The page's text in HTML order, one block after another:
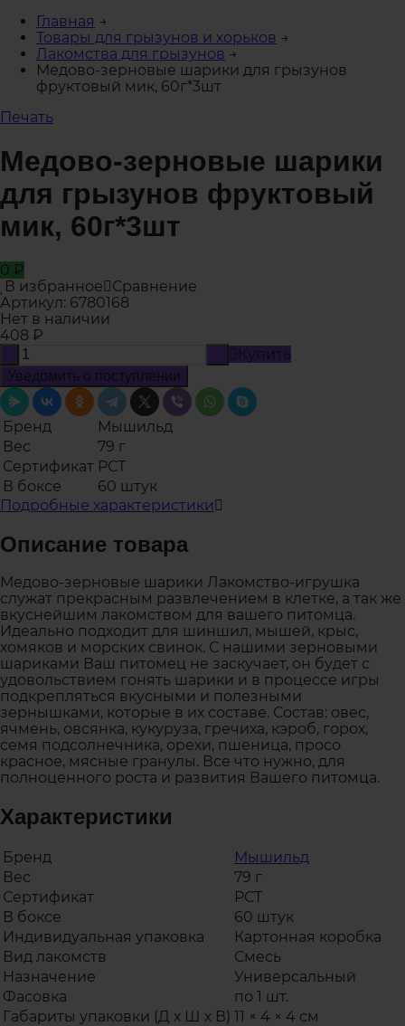
Главная →
Товары для грызунов и хорьков →
Лакомства для грызунов →
Медово-зерновые шарики для грызунов
фруктовый мик, 60г*3шт
Печать
Медово-зерновые шарики
для грызунов фруктовый
мик, 60г*3шт
0 ₽
В избранное
Сравнение
Артикул: 6780168
Нет в наличии
408 ₽
Купить
Уведомить о поступлении
Бренд
Мышильд
Вес
79 г
Сертификат РСТ
В боксе
60 штук
Подробные характеристики
Описание товара
Медово-зерновые шарики Лакомство-игрушка
служат прекрасным развлечением в клетке, а так же
вкуснейшим лакомством для вашего питомца.
Идеально подходит для шиншил, мышей, крыс,
хомяков и морских свинок. С нашими зерновыми
шариками Ваш питомец не заскучает, он будет с
удовольствием гонять шарики и в процессе игры
подкрепляться вкусными и полезными
зернышками, которые в их составе. Состав: овес,
ячмень, овсянка, кукуруза, гречиха, кэроб, горох,
семя подсолнечника, орехи, пшеница, просо
красное, мясные гранулы. Все что нужно, для
полноценного роста и развития Вашего питомца.
Характеристики
Бренд
Мышильд
Вес
79 г
Сертификат
РСТ
В боксе
60 штук
Индивидуальная упаковка
Картонная коробка
Вид лакомств
Смесь
Назначение
Универсальный
Фасовка
по 1 шт.
Габариты упаковки (Д х Ш х В) 11 × 4 × 4 см